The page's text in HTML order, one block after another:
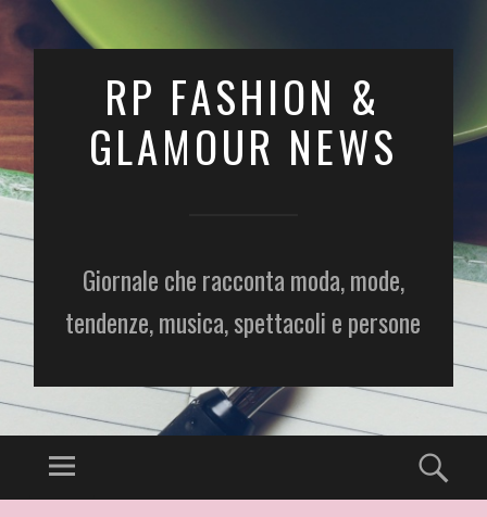
RP FASHION &
GLAMOUR NEWS
Giornale che racconta moda, mode,
tendenze, musica, spettacoli e persone